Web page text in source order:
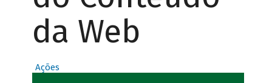
da Web
Ações